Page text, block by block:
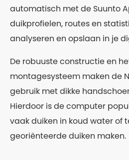
automatisch met de Suunto
duikprofielen, routes en
analyseren en opslaan in je
De robuuste constructie en
montagesysteem maken de
gebruik met dikke
Hierdoor is de computer
vaak duiken in koud water of
georiënteerde duiken maken.